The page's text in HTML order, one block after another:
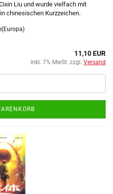
Liu und wurde vielfach mit
chinesischen Kurzzeichen.
11,10 EUR
inkl. 7% MwSt. zzgl. Versand